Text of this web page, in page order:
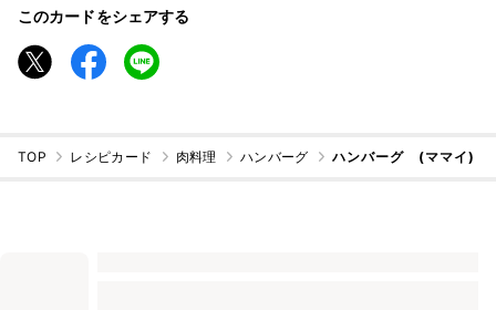
このカードをシェアする
TOP レシピカード 肉料理 ハンバーグ ハンバーグ (ママイ)